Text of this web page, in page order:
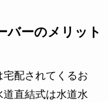
バーのメリット
配されてくるお
直結式は水道水